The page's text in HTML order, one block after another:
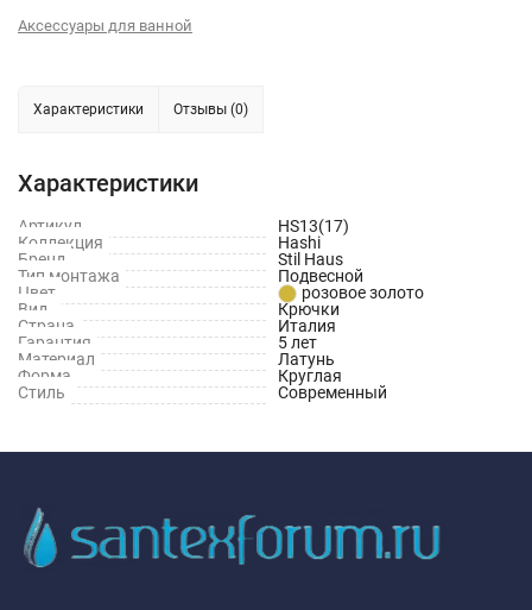
Аксессуары для ванной
Характеристики Отзывы (0)
Характеристики
Артикул
HS13(17)
Коллекция
Hashi
Бренд
Stil Haus
Тип монтажа
Подвесной
Цвет
розовое золото
Вид
Крючки
Страна
Италия
Гарантия
5 лет
Материал
Латунь
Форма
Круглая
Стиль
Современный